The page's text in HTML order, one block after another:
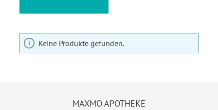
Keine Produkte gefunden.
MAXMO APOTHEKE